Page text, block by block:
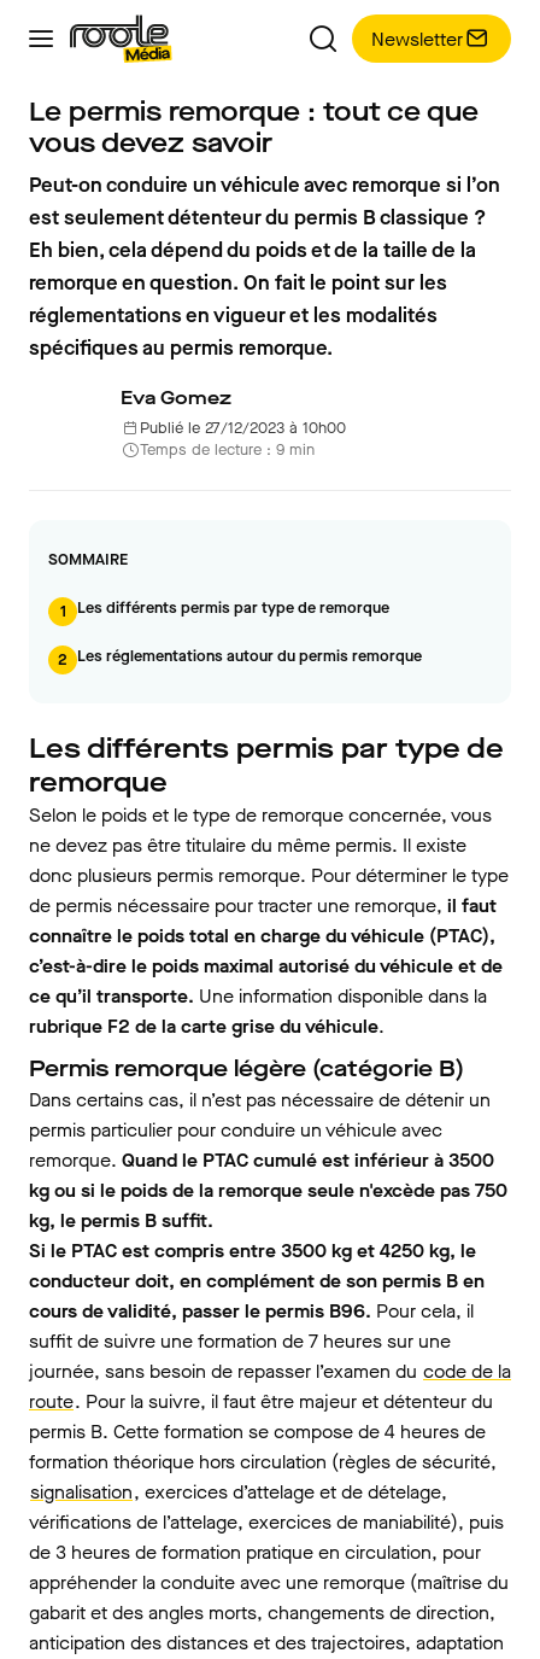
Newsletter
Le permis remorque : tout ce que
vous devez savoir
Peut-on conduire un véhicule avec remorque si l’on
est seulement détenteur du permis B classique ?
Eh bien, cela dépend du poids et de la taille de la
remorque en question. On fait le point sur les
réglementations en vigueur et les modalités
spécifiques au permis remorque.
Eva Gomez
Publié le 27/12/2023 à 10h00
Temps de lecture : 9 min
SOMMAIRE
1 Les différents permis par type de remorque
2 Les réglementations autour du permis remorque
Les différents permis par type de
remorque
Selon le poids et le type de remorque concernée, vous
ne devez pas être titulaire du même permis. Il existe
donc plusieurs permis remorque. Pour déterminer le type
de permis nécessaire pour tracter une remorque, il faut
connaître le poids total en charge du véhicule (PTAC),
c’est-à-dire le poids maximal autorisé du véhicule et de
ce qu’il transporte. Une information disponible dans la
rubrique F2 de la carte grise du véhicule.
Permis remorque légère (catégorie B)
Dans certains cas, il n’est pas nécessaire de détenir un
permis particulier pour conduire un véhicule avec
remorque. Quand le PTAC cumulé est inférieur à 3500
kg ou si le poids de la remorque seule n'excède pas 750
kg, le permis B suffit.
Si le PTAC est compris entre 3500 kg et 4250 kg, le
conducteur doit, en complément de son permis B en
cours de validité, passer le permis B96. Pour cela, il
suffit de suivre une formation de 7 heures sur une
journée, sans besoin de repasser l’examen du code de la
route. Pour la suivre, il faut être majeur et détenteur du
permis B. Cette formation se compose de 4 heures de
formation théorique hors circulation (règles de sécurité,
signalisation, exercices d’attelage et de dételage,
vérifications de l’attelage, exercices de maniabilité), puis
de 3 heures de formation pratique en circulation, pour
appréhender la conduite avec une remorque (maîtrise du
gabarit et des angles morts, changements de direction,
anticipation des distances et des trajectoires, adaptation